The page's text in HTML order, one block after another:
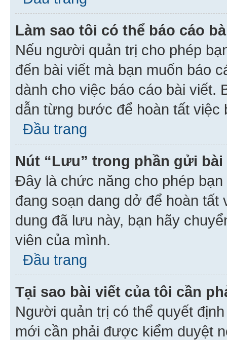
Làm sao tôi có thể báo cáo
Nếu người quản trị cho phép
đến bài viết mà bạn muốn báo
dành cho việc báo cáo bài viết.
dẫn từng bước để hoàn tất việc
Đầu trang
Nút “Lưu” trong phần gửi
Đây là chức năng cho phép
đang soạn dang dở để hoàn
dung đã lưu này, bạn hãy
viên của mình.
Đầu trang
Tại sao bài viết của tôi cần
Người quản trị có thể quyết
mới cần phải được kiểm duyệt